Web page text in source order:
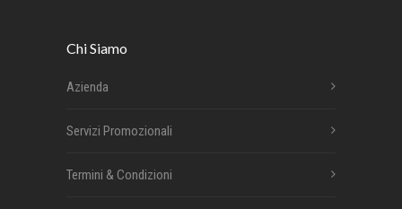
Chi Siamo
Azienda
Servizi Promozionali
Termini & Condizioni